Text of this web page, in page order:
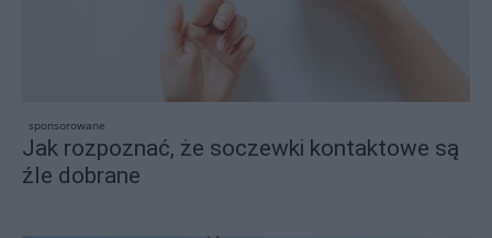
sponsorowane
Jak rozpoznać, że soczewki kontaktowe są
źle dobrane